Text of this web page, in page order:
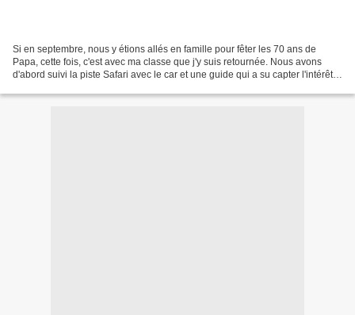
Si en septembre, nous y étions allés en famille pour fêter les 70 ans de
Papa, cette fois, c'est avec ma classe que j'y suis retournée. Nous avons
d'abord suivi la piste Safari avec le car et une guide qui a su capter l'intérêt